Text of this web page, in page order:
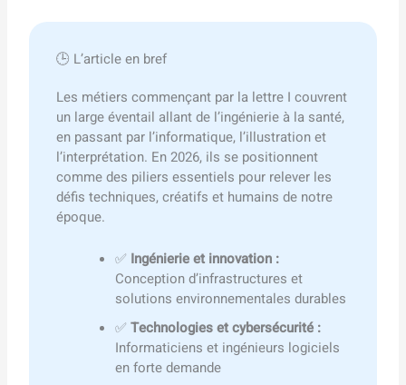
🕒 L’article en bref
Les métiers commençant par la lettre I couvrent
un large éventail allant de l’ingénierie à la santé,
en passant par l’informatique, l’illustration et
l’interprétation. En 2026, ils se positionnent
comme des piliers essentiels pour relever les
défis techniques, créatifs et humains de notre
époque.
✅ Ingénierie et innovation :
Conception d’infrastructures et
solutions environnementales durables
✅Technologies et cybersécurité :
Informaticiens et ingénieurs logiciels
en forte demande